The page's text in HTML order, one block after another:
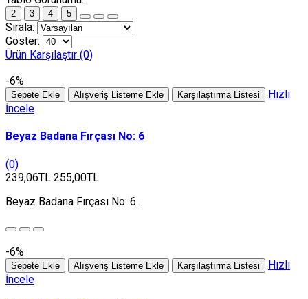
2 3 4 5
Sırala:
Göster:
Ürün Karşılaştır (0)
-6%
Sepete Ekle Alışveriş Listeme Ekle Karşılaştırma Listesi
Hızlı
İncele
Beyaz Badana Fırçası No: 6
(0)
239,06TL 255,00TL
Beyaz Badana Fırçası No: 6..
-6%
Sepete Ekle Alışveriş Listeme Ekle Karşılaştırma Listesi
Hızlı
İncele